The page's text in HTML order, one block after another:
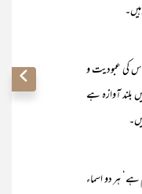
کی عبودیت و
بلند آوازہ ہے
ہر دو اسماء